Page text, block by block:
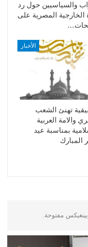
والسياسيين حول رد
الخارجية المصرية على
الأخبار
تهنئ الشعب
والامة العربية
بمناسبة عيد
المبارك
مفتوحة.